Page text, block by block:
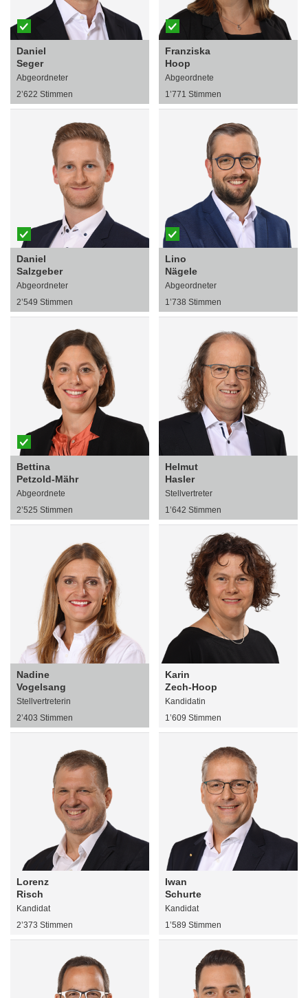
Daniel
Seger
Abgeordneter
2’622 Stimmen
Daniel
Salzgeber
Abgeordneter
2’549 Stimmen
Bettina
Petzold-Mähr
Abgeordnete
2’525 Stimmen
Nadine
Vogelsang
Stellvertreterin
2’403 Stimmen
Lorenz
Risch
Kandidat
2’373 Stimmen
Franziska
Hoop
Abgeordnete
1’771 Stimmen
Lino
Nägele
Abgeordneter
1’738 Stimmen
Helmut
Hasler
Stellvertreter
1’642 Stimmen
Karin
Zech-Hoop
Kandidatin
1’609 Stimmen
Iwan
Schurte
Kandidat
1’589 Stimmen